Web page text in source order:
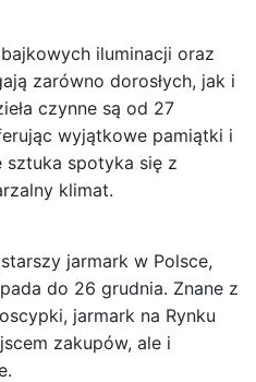
iluminacji oraz
zarówno dorosłych, jak i
czynne są od 27
wyjątkowe pamiątki i
sztuka spotyka się z
klimat.
jarmark w Polsce,
do 26 grudnia. Znane z
jarmark na Rynku
zakupów, ale i